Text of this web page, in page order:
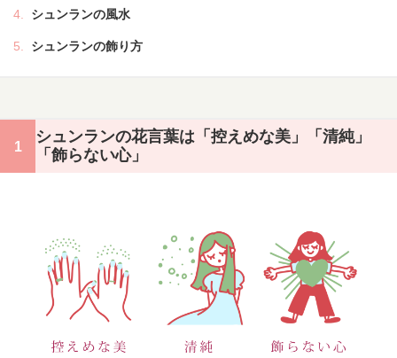
シュンランの風水
シュンランの飾り方
シュンランの花言葉は「控えめな美」「清純」
「飾らない心」